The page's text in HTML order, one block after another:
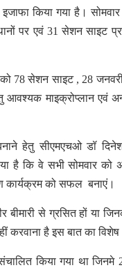
किया गया है।
पर एवं 31 सेशन साइट
को 78 सेशन साइट , 28
आवश्यक माइक्रोप्लान एवं
हेतु सीएमएचओ डॉ दिनेश
है कि वे सभी सोमवार
कार्यक्रम को सफल बनाएं।
बीमारी से ग्रसित हों या
करवाना है इस बात का विशेष
किया गया था जिनमे